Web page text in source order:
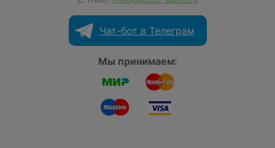
Чат-бот в Телеграм
Мы принимаем: